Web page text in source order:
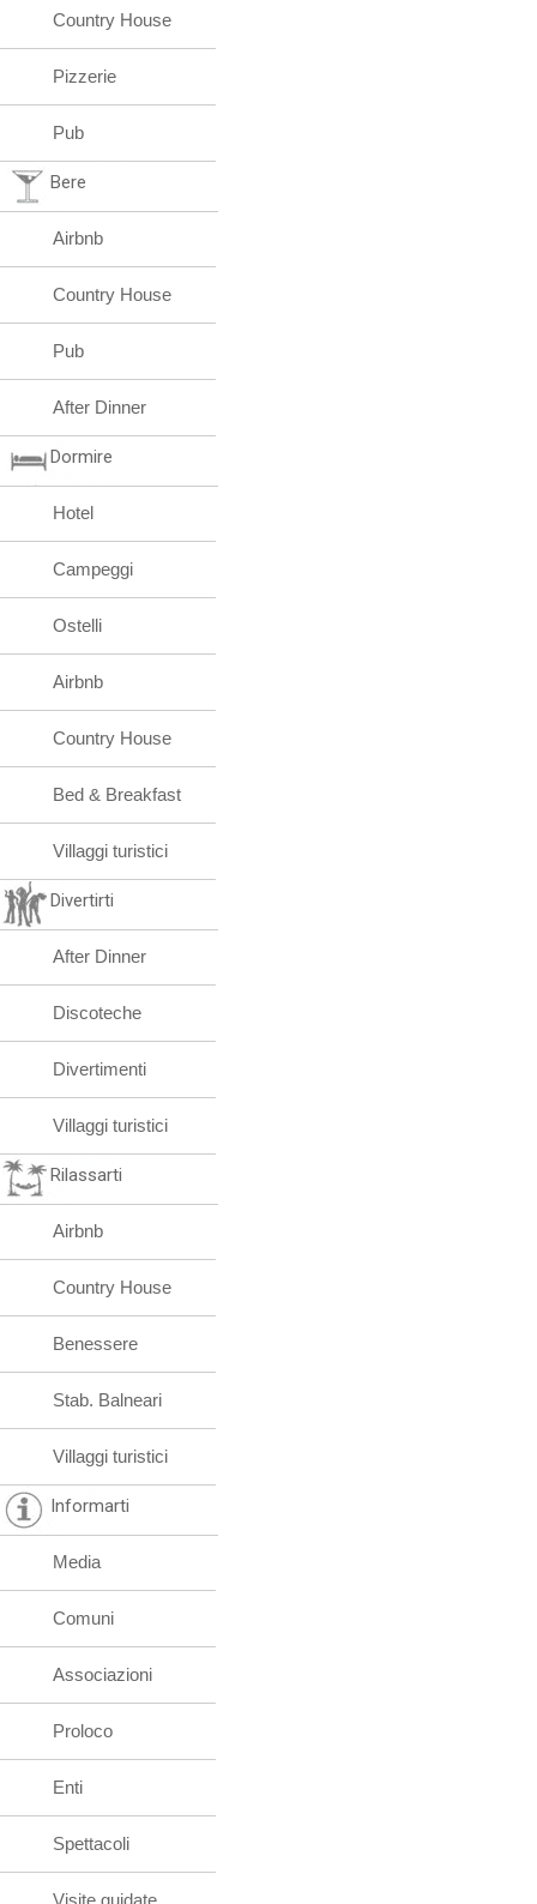
Country House
Pizzerie
Pub
Bere
Airbnb
Country House
Pub
After Dinner
Dormire
Hotel
Campeggi
Ostelli
Airbnb
Country House
Bed & Breakfast
Villaggi turistici
Divertirti
After Dinner
Discoteche
Divertimenti
Villaggi turistici
Rilassarti
Airbnb
Country House
Benessere
Stab. Balneari
Villaggi turistici
Informarti
Media
Comuni
Associazioni
Proloco
Enti
Spettacoli
Visite guidate